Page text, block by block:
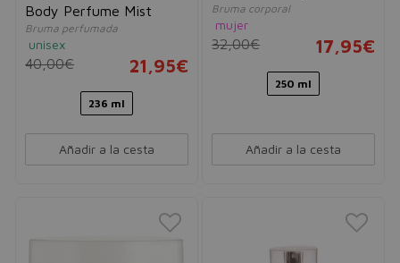
Body Perfume Mist
Bruma perfumada
unisex
40,00€ 21,95€
236 ml
Añadir a la cesta
Bruma corporal
mujer
32,00€ 17,95€
250 ml
Añadir a la cesta